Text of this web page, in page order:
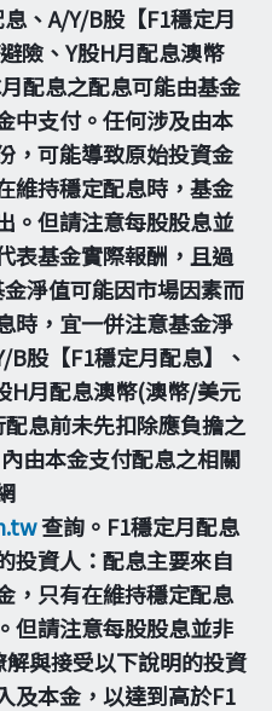
、A/Y/B股【F1穩定月
險、Y股H月配息澳幣
配息之配息可能由基金
中支付。任何涉及由本
，可能導致原始投資金
維持穩定配息時，基金
。但請注意每股股息並
表基金實際報酬，且過
淨值可能因市場因素而
時，宜一併注意基金淨
股【F1穩定月配息】、
H月配息澳幣(澳幣/美元
息前未先扣除應負擔之
由本金支付配息之相關
查詢。F1穩定月配息
投資人：配息主要來自
，只有在維持穩定配息
但請注意每股股息並非
與接受以下說明的投資
及本金，以達到高於F1